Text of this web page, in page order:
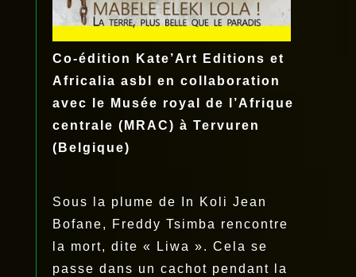
Co-édition Kate’Art Editions et
Africalia asbl en collaboration
avec le Musée royal de l’Afrique
centrale (MRAC) à Tervuren
(Belgique)
Sous la plume de In Koli Jean
Bofane, Freddy Tsimba rencontre
la mort, dite « Liwa ». Cela se
passe dans un cachot pendant la